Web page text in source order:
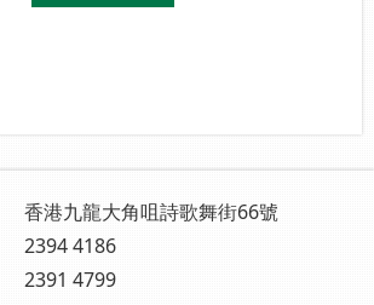
香港九龍大角咀詩歌舞街66號
2394 4186
2391 4799